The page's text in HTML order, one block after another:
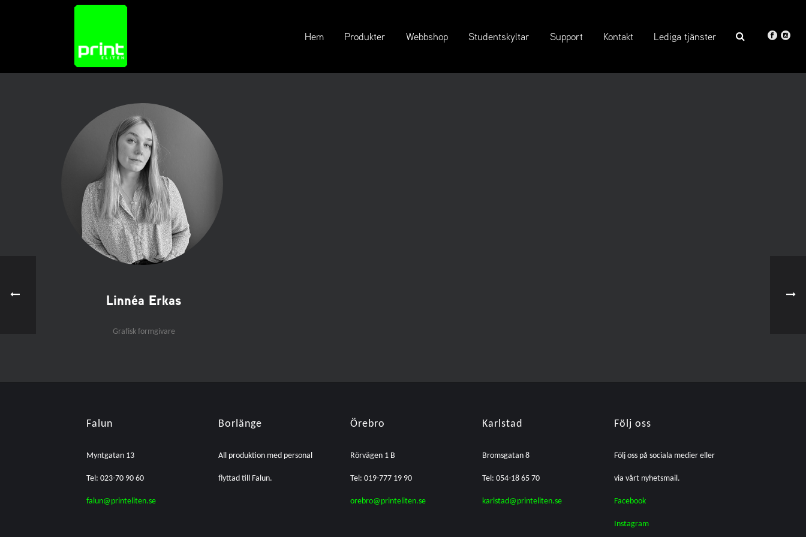
Hem Produkter Webbshop Studentskyltar Support Kontakt Lediga tjänster
Linnéa Erkas
Grafisk formgivare
Falun
Myntgatan 13
Tel: 023-70 90 60
falun@printeliten.se
Borlänge
All produktion med personal
flyttad till Falun.
Örebro
Rörvägen 1 B
Tel: 019-777 19 90
orebro@printeliten.se
Karlstad
Bromsgatan 8
Tel: 054-18 65 70
karlstad@printeliten.se
Följ oss
Följ oss på sociala medier eller
via vårt nyhetsmail.
Facebook
Instagram